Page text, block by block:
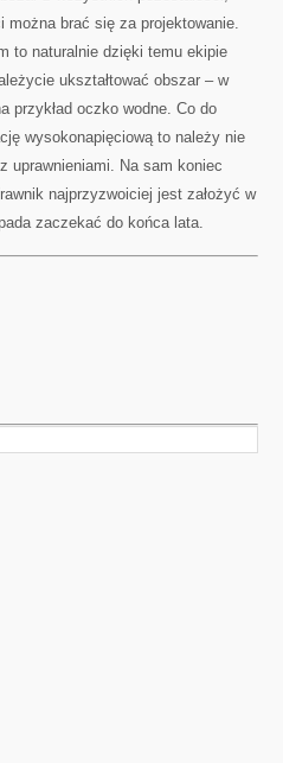
można brać się za projektowanie.
to naturalnie dzięki temu ekipie
ukształtować obszar – w
przykład oczko wodne. Co do
wysokonapięciową to należy nie
uprawnieniami. Na sam koniec
najprzyzwoiciej jest założyć w
zaczekać do końca lata.